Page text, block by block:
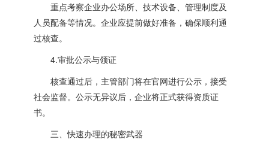
重点考察企业办公场所、技术设备、管理制度及
人员配备等情况。企业应提前做好准备，确保顺利通
过核查。
4.审批公示与领证
核查通过后，主管部门将在官网进行公示，接受
社会监督。公示无异议后，企业将正式获得资质证
书。
三、快速办理的秘密武器